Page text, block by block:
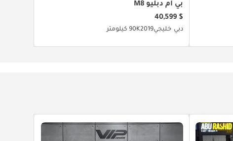
بي أم دبليو M8
$ 40,599
دبي خليجي201990K كيلومتر